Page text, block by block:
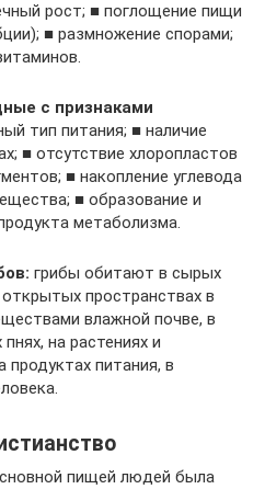
рост; ■ поглощение пищи
■ размножение спорами;
с признаками
тип питания; ■ наличие
■ отсутствие хлоропластов
■ накопление углевода
■ образование и
метаболизма.
грибы обитают в сырых
пространствах в
влажной почве, в
на растениях и
продуктах питания, в
пищей людей была